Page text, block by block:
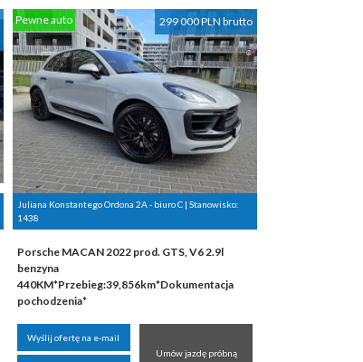
299 000 PLN brutto
Pewne auto
Juliana Konstantego Ordona 2A - biuro C | Stanowisko:
1438
Porsche MACAN 2022 prod. GTS, V6 2.9l
benzyna
440KM*Przebieg:39,856km*Dokumentacja
pochodzenia*
Wyślij ofertę na e-mail
Umów jazdę próbną